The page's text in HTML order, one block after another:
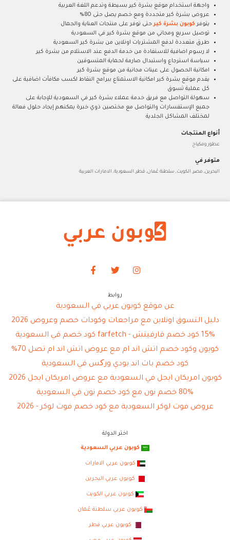
واجهة استخدام موقع بشرة كير بسيطة وتدعم اللغة العربية
عروض بشرة كير متجددة ومع خصم يصل حتى 80%
يتوفركوبون بشرة كيرحتى توفر على منتجات العناية والجمال
توصيل سريع ومجاني من موقع بشرة كير في السعودية
طرق متعددة لدفع المشتريات اونلاين من بشرة كير السعودية
لا رسوم اضافية للاستفادة من خدمة الدفع عند الاستلام من بشرة كير
سياسة استرجاع واستبدال صارمة لحماية المتسوقين
امكانية الحصول على عينات مجانية من موقع بشرة كير
يقدم موقع بشرة كير امكانية الاستمتاع ببرامج النقاط لكسب مكافآت اضافية على
كل عملية تسوق
سهولة التواصل مع فريق خدمة عملاء بشرة كير في السعودية للإجابة على
جميع الإستفسارات والتواصل مع مختصين ذوي خبرة يمكنهم إيجاد حلول فعالة
لمختلف المشاكل الجلدية
أنواع المنتجات
عطور ومكياج
متوفر في
البحرين, مصر, الكويت, سلطنة عُمان, قطر, السعودية, الامارات العربية
روابط
عن موقع كوبون عربي في السعودية
دليل التسوق اونلاين مع مراجعات وكودات خصم وعروض 2026
15% كود خصم فارفيتش - farfetch كود خصم في السعودية
كوبون وكود خصم اتش اند ام مع عروض اتش اند ام تصل 70%
كود خصم باث اند بودي ورکس في السعودية
كوبون امريكان ايجل في السعودية مع عروض امريكان ايجل 2026
80% خصم نون مع كود خصم نون في السعودية
عروض فوت لوكر السعودية مع كود خصم فوت لوكر - 2026
اختر الدولة
كوبون عربي السعودية
كوبون عربي الامارات
كوبون عربي البحرين
كوبون عربي الكويت
كوبون عربي سلطنة عُمان
كوبون عربي قطر